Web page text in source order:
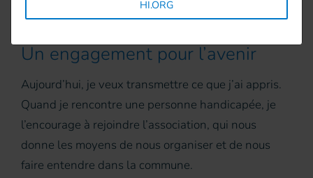
quotidien.
Un engagement pour l’avenir
Aujourd’hui, je veux transmettre ce que j’ai appris.
Quand je rencontre une personne handicapée, je
l’encourage à rejoindre l’association, qui nous
donne les moyens de nous organiser et de nous
faire entendre dans la commune.
HI.ORG